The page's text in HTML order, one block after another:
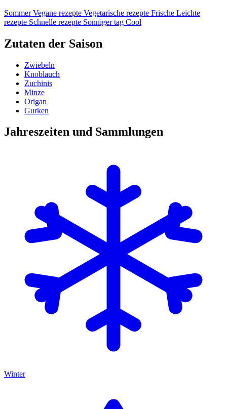
Sommer Vegane rezepte Vegetarische rezepte Frische Leichte
rezepte Schnelle rezepte Sonniger tag Cool
Zutaten der Saison
Zwiebeln
Knoblauch
Zuchinis
Minze
Origan
Gurken
Jahreszeiten und Sammlungen
Winter